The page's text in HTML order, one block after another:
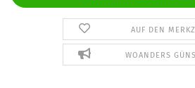
AUF DEN
WOANDERS